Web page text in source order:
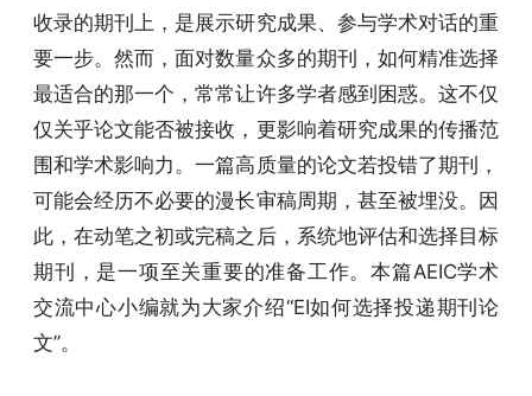
收录的期刊上，是展示研究成果、参与学术对话的重
要一步。然而，面对数量众多的期刊，如何精准选择
最适合的那一个，常常让许多学者感到困惑。这不仅
仅关乎论文能否被接收，更影响着研究成果的传播范
围和学术影响力。一篇高质量的论文若投错了期刊，
可能会经历不必要的漫长审稿周期，甚至被埋没。因
此，在动笔之初或完稿之后，系统地评估和选择目标
期刊，是一项至关重要的准备工作。本篇AEIC学术
交流中心小编就为大家介绍“EI如何选择投递期刊论
文”。